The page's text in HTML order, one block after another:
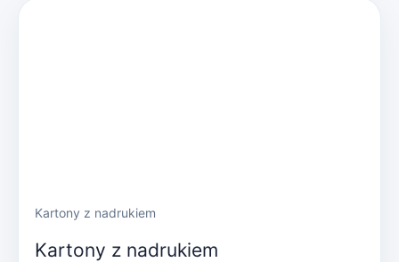
Kartony z nadrukiem
Kartony z nadrukiem